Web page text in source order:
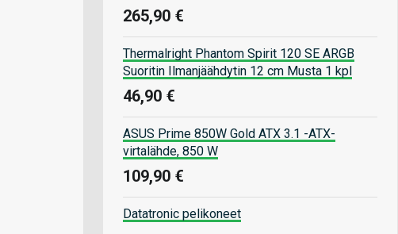
265,90 €
Thermalright Phantom Spirit 120 SE ARGB
Suoritin Ilmanjäähdytin 12 cm Musta 1 kpl
46,90 €
ASUS Prime 850W Gold ATX 3.1 -ATX-
virtalähde, 850 W
109,90 €
Datatronic pelikoneet